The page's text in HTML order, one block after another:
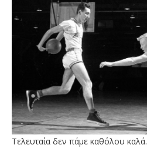
Τελευταία δεν πάμε καθόλου καλά.